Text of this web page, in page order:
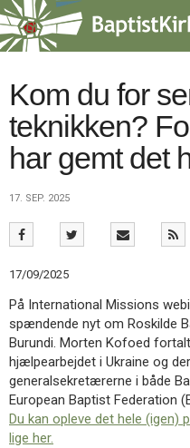
Spring
menu
over
gå
indholdVend
tilbage
1.0:
Forside
Kalender
5.0:
Værktøjskassen
7.0:
Om
BaptistKirken
8.0:
Kontakt
9.0:
Forside
10.0:
Nyheder
11.0:
Kalender
12.0:
Inspiration
Kom du for
teknikken?
har gemt det
17. SEP. 2025
17/09/2025
På International Missions
spændende nyt om Roskilde
Burundi. Morten Kofoed
hjælpearbejdet i Ukraine og
generalsekretærerne i både
European Baptist Federation
Du kan opleve det hele (igen)
lige her.